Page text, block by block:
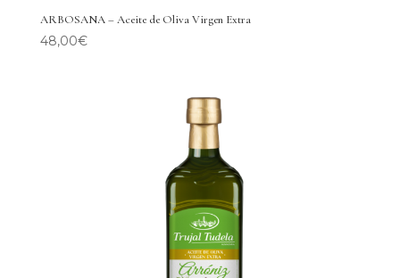
ARBOSANA – Aceite de Oliva Virgen Extra
48,00€